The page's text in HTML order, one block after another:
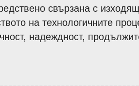
свързана с
на технологичните
надеждност,